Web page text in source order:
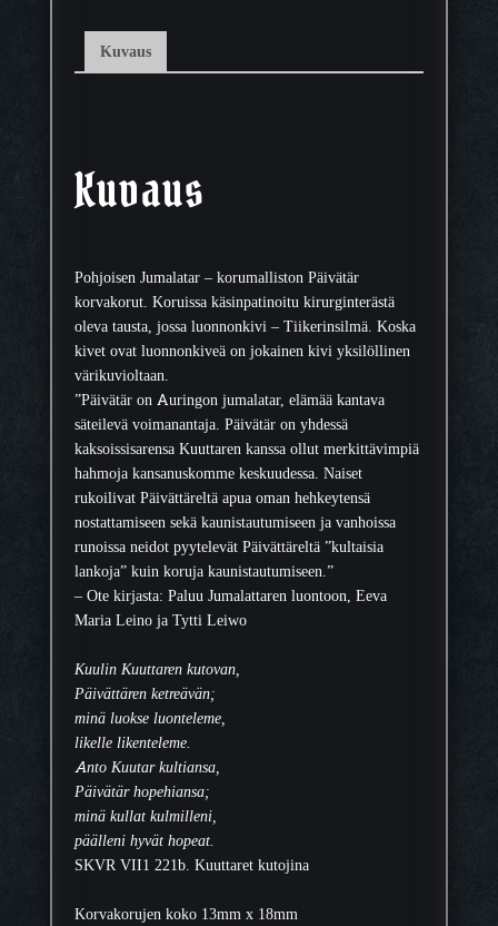
Kuvaus
Kuvaus
Pohjoisen Jumalatar – korumalliston Päivätär
korvakorut. Koruissa käsinpatinoitu kirurginterästä
oleva tausta, jossa luonnonkivi – Tiikerinsilmä. Koska
kivet ovat luonnonkiveä on jokainen kivi yksilöllinen
värikuvioltaan.
”Päivätär on Auringon jumalatar, elämää kantava
säteilevä voimanantaja. Päivätär on yhdessä
kaksoissisarensa Kuuttaren kanssa ollut merkittävimpiä
hahmoja kansanuskomme keskuudessa. Naiset
rukoilivat Päivättäreltä apua oman hehkeytensä
nostattamiseen sekä kaunistautumiseen ja vanhoissa
runoissa neidot pyytelevät Päivättäreltä ”kultaisia
lankoja” kuin koruja kaunistautumiseen.”
– Ote kirjasta: Paluu Jumalattaren luontoon, Eeva
Maria Leino ja Tytti Leiwo
Kuulin Kuuttaren kutovan,
Päivättären ketreävän;
minä luokse luonteleme,
likelle likenteleme.
Anto Kuutar kultiansa,
Päivätär hopehiansa;
minä kullat kulmilleni,
päälleni hyvät hopeat.
SKVR VII1 221b. Kuuttaret kutojina
Korvakorujen koko 13mm x 18mm